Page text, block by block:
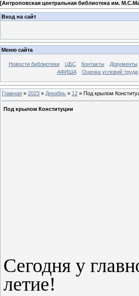
[Антроповская центральная библиотека им.
Вход на сайт
Меню сайта
Новости библиотеки ЦБС Контакты Документы
АФИША
Оценка условий труда
Главная » 2023 » Декабрь » 12 » Под крылом
Под крылом Конституции
Сегодня у
летие!